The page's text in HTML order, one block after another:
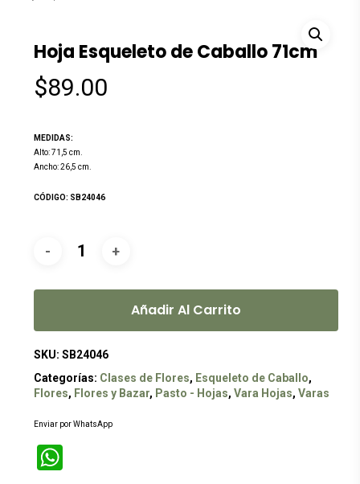
Hoja Esqueleto de Caballo 71cm
$89.00
MEDIDAS:
Alto: 71,5 cm.
Ancho: 26,5 cm.
CÓDIGO: SB24046
Añadir Al Carrito
SKU: SB24046
Categorías: Clases de Flores, Esqueleto de Caballo,
Flores, Flores y Bazar, Pasto - Hojas, Vara Hojas, Varas
Enviar por WhatsApp
WhatsApp